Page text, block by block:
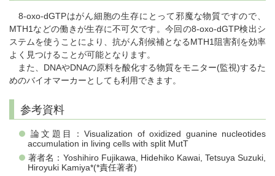
8-oxo-dGTPはがん細胞の生存にとって邪魔な物質ですので、
MTH1などの働きが生存に不可欠です。今回の8-oxo-dGTP検出シ
ステムを使うことにより、抗がん剤候補となるMTH1阻害剤を効率
よく見つけることが可能となります。
また、DNAやDNAの原料を酸化する物質をモニター(監視)するた
めのバイオマーカーとしても利用できます。
参考資料
論文題目：Visualization of oxidized guanine nucleotides
accumulation in living cells with split MutT
著者名：Yoshihiro Fujikawa, Hidehiko Kawai, Tetsuya Suzuki,
Hiroyuki Kamiya*(*責任著者)